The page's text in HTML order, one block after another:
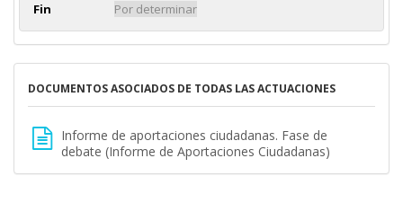
Fin Por determinar
DOCUMENTOS ASOCIADOS DE TODAS LAS ACTUACIONES
Informe de aportaciones ciudadanas. Fase de
debate (Informe de Aportaciones Ciudadanas)